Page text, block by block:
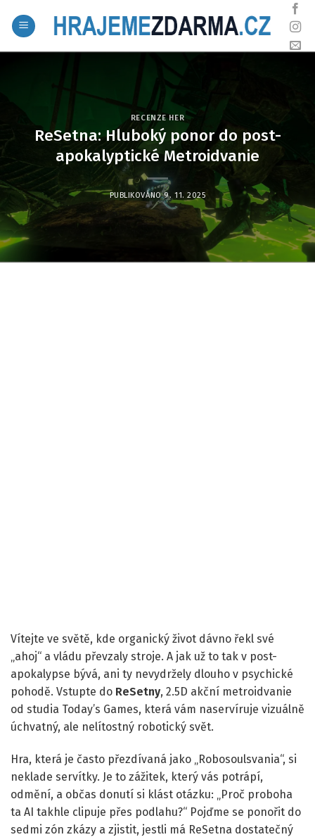
RECENZE HER
ReSetna: Hluboký ponor do post-
apokalyptické Metroidvanie
PUBLIKOVÁNO9. 11. 2025
Vítejte ve světě, kde organický život dávno řekl své
„ahoj“ a vládu převzaly stroje. A jak už to tak v post-
apokalypse bývá, ani ty nevydržely dlouho v psychické
pohodě. Vstupte do ReSetny, 2.5D akční metroidvanie
od studia Today’s Games, která vám naservíruje vizuálně
úchvatný, ale nelítostný robotický svět.
Hra, která je často přezdívaná jako „Robosoulsvania“, si
neklade servítky. Je to zážitek, který vás potrápí,
odmění, a občas donutí si klást otázku: „Proč proboha
ta AI takhle clipuje přes podlahu?“ Pojďme se ponořit do
sedmi zón zkázy a zjistit, jestli má ReSetna dostatečný